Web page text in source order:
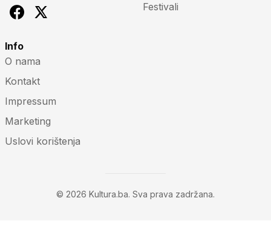
Festivali
Info
O nama
Kontakt
Impressum
Marketing
Uslovi korištenja
© 2026 Kultura.ba. Sva prava zadržana.